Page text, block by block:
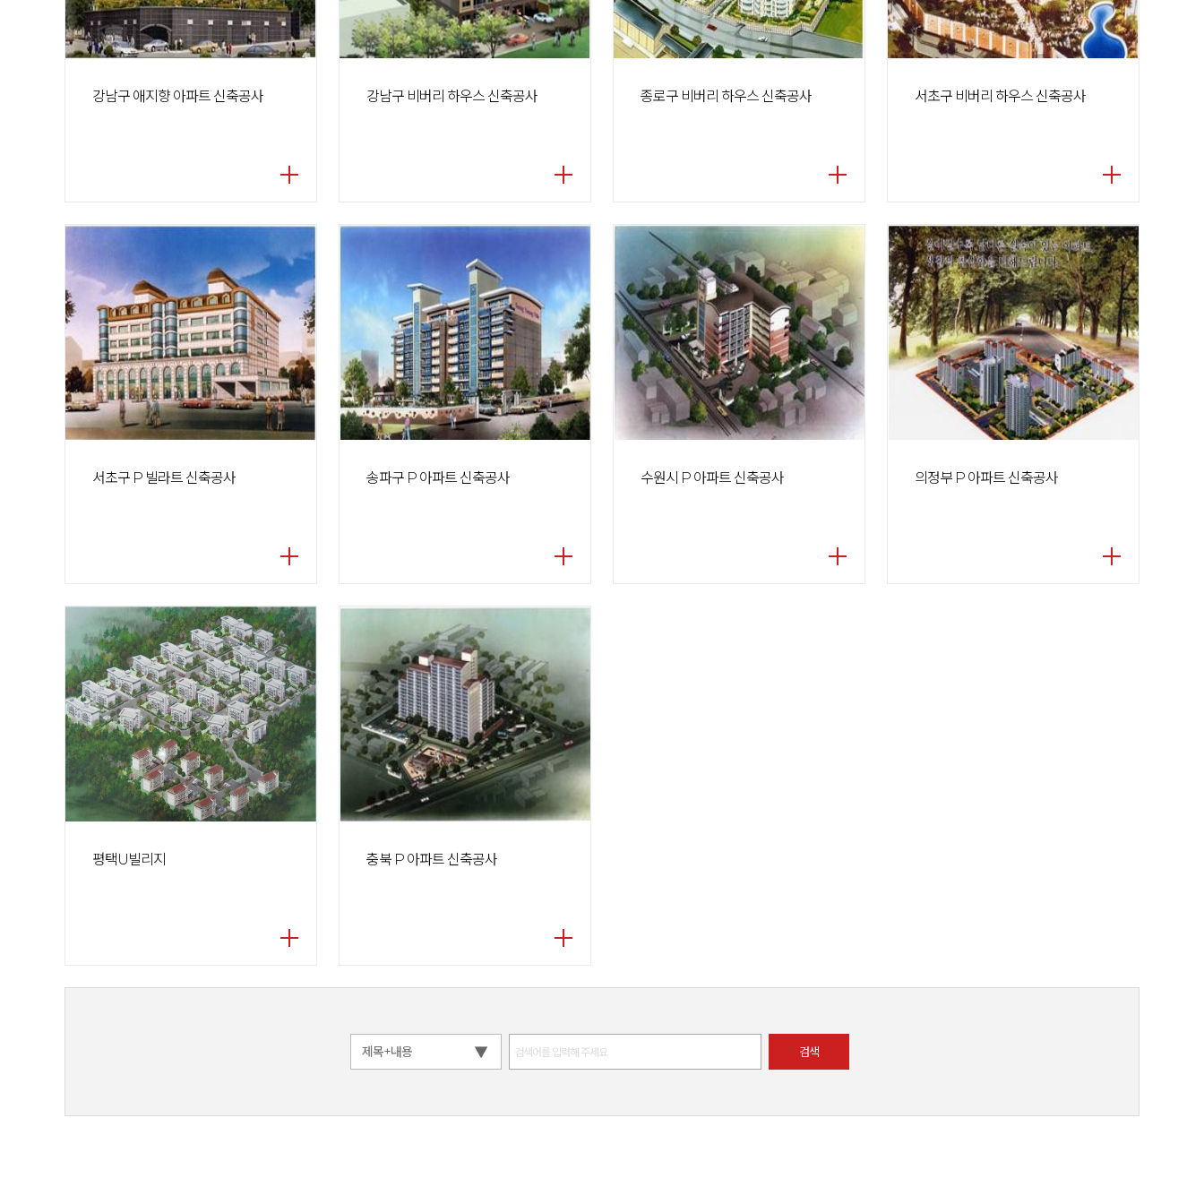
강남구 애지향 아파트 신축공사 강남구 비버리 하우스 신축공사 종로구 비버리 하우스 신축공사 서초구 비버리 하우스 신축공사
서초구 P 빌라트 신축공사 송파구 P 아파트 신축공사 수원시 P 아파트 신축공사 의정부 P 아파트 신축공사
평택U빌리지 충북 P 아파트 신축공사